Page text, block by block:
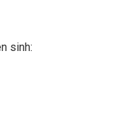
sinh: